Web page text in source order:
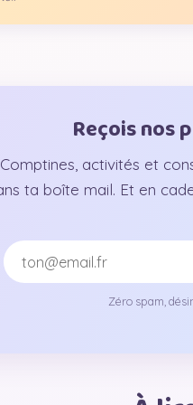
Reçois nos
Comptines, activités et
ta boîte mail. Et en
Zéro spam,